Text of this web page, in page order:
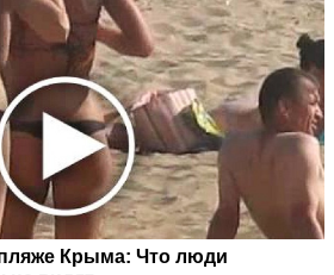
Крыма: Что люди